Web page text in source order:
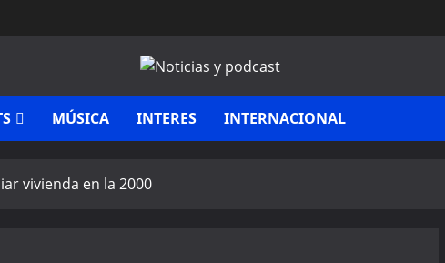
MÚSICA INTERES INTERNACIONAL
vivienda en la 2000